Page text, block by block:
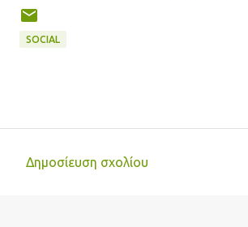
SOCIAL
Δημοσίευση σχολίου